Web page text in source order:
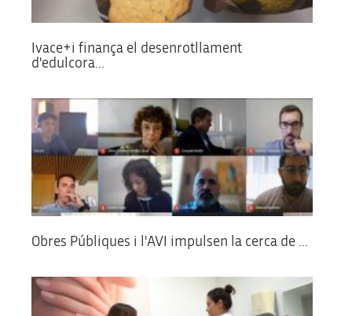
Ivace+i finança el desenrotllament
d'edulcora...
Obres Públiques i l'AVI impulsen la cerca de ...